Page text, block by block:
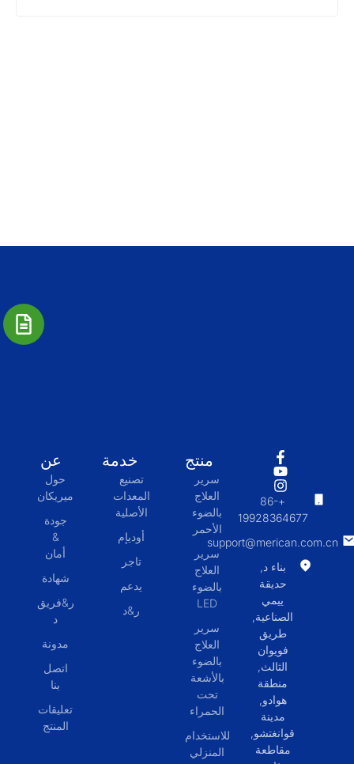
+86-
19928364677
support@merican.com.cn
بناء د,
حديقة
ييمي
الصناعية,
طريق
فويوان
الثالث,
منطقة
هوادو,
مدينة
قوانغتشو,
مقاطعة
منتج
سرير
العلاج
بالضوء
الأحمر
سرير
العلاج
بالضوء
LED
سرير
العلاج
بالضوء
بالأشعة
تحت
الحمراء
للاستخدام
المنزلي
خدمة
تصنيع
المعدات
الأصلية
أوديإم
تاجر
يدعم
ر&د
عن
حول
ميريكان
جودة
&
أمان
شهادة
ر&فريق
د
مدونة
اتصل
بنا
تعليقات
المنتج